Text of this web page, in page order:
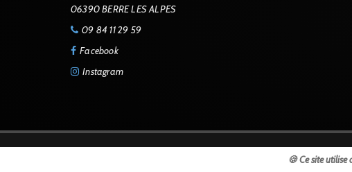
06390 BERRE LES ALPES
09 84 11 29 59
Facebook
Instagram
🍪 Ce site utilise